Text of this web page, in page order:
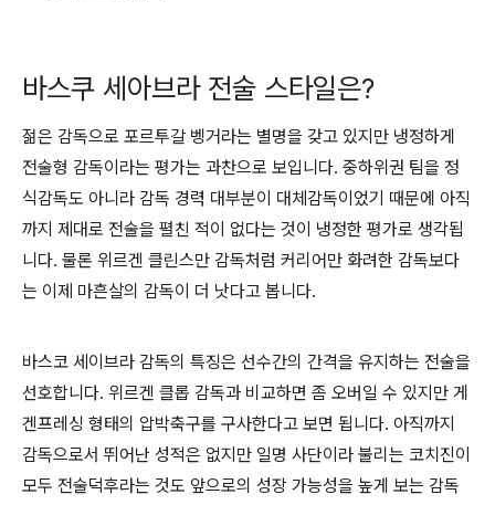
바스쿠 세아브라 전술 스타일은?
젊은 감독으로 포르투갈 벵거라는 별명을 갖고 있지만 냉정하게
전술형 감독이라는 평가는 과찬으로 보입니다. 중하위권 팀을 정
식감독도 아니라 감독 경력 대부분이 대체감독이었기 때문에 아직
까지 제대로 전술을 펼친 적이 없다는 것이 냉정한 평가로 생각됩
니다. 물론 위르겐 클린스만 감독처럼 커리어만 화려한 감독보다
는 이제 마흔살의 감독이 더 낫다고 봅니다.
바스코 세이브라 감독의 특징은 선수간의 간격을 유지하는 전술을
선호합니다. 위르겐 클롭 감독과 비교하면 좀 오버일 수 있지만 게
겐프레싱 형태의 압박축구를 구사한다고 보면 됩니다. 아직까지
감독으로서 뛰어난 성적은 없지만 일명 사단이라 불리는 코치진이
모두 전술덕후라는 것도 앞으로의 성장 가능성을 높게 보는 감독